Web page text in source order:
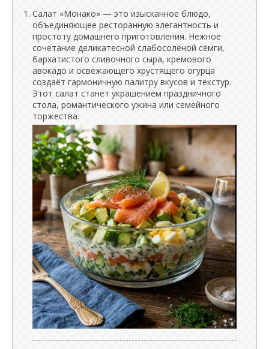
Салат «Монако» — это изысканное блюдо,
объединяющее ресторанную элегантность и
простоту домашнего приготовления. Нежное
сочетание деликатесной слабосолёной сёмги,
бархатистого сливочного сыра, кремового
авокадо и освежающего хрустящего огурца
создаёт гармоничную палитру вкусов и текстур.
Этот салат станет украшением праздничного
стола, романтического ужина или семейного
торжества.